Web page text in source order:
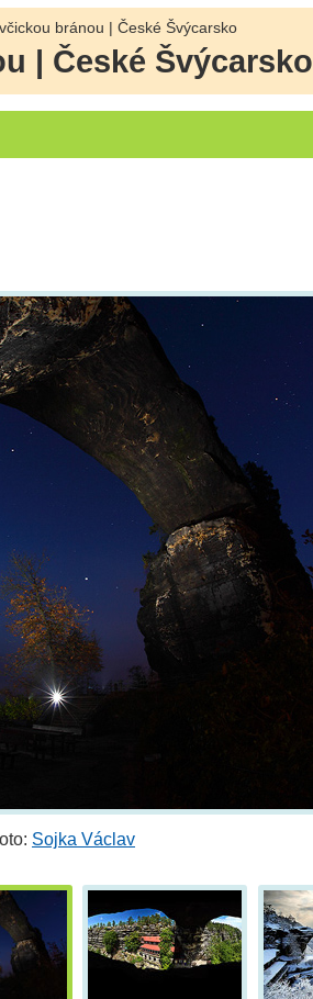
bránou | České Švýcarsko
| České Švýcarsko
Sojka Václav